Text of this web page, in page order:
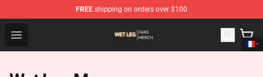
FREE shipping on orders over $100
Open menu
Wet Leg Shop - Official Wet Leg Merchandise Store